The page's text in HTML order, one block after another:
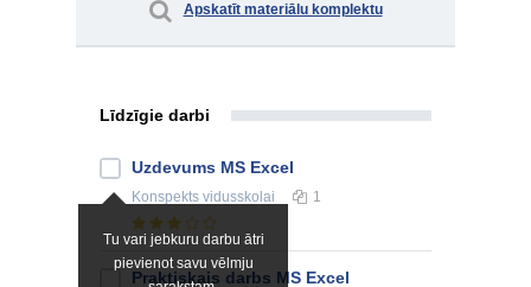
Apskatīt materiālu komplektu
Līdzīgie darbi
Tu vari jebkuru darbu ātri
pievienot savu vēlmju
Uzdevums MS Excel
Konspekts vidusskolai 1
Praktiskais darbs MS Excel